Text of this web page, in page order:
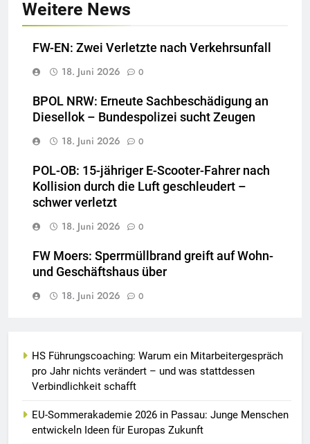
Weitere News
FW-EN: Zwei Verletzte nach Verkehrsunfall
18. Juni 2026
0
BPOL NRW: Erneute Sachbeschädigung an
Diesellok – Bundespolizei sucht Zeugen
18. Juni 2026
0
POL-OB: 15-jähriger E-Scooter-Fahrer nach
Kollision durch die Luft geschleudert –
schwer verletzt
18. Juni 2026
0
FW Moers: Sperrmüllbrand greift auf Wohn-
und Geschäftshaus über
18. Juni 2026
0
HS Führungscoaching: Warum ein Mitarbeitergespräch
pro Jahr nichts verändert – und was stattdessen
Verbindlichkeit schafft
EU-Sommerakademie 2026 in Passau: Junge Menschen
entwickeln Ideen für Europas Zukunft